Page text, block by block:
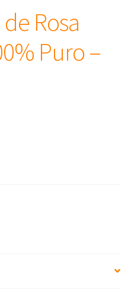
Rosa
Puro –